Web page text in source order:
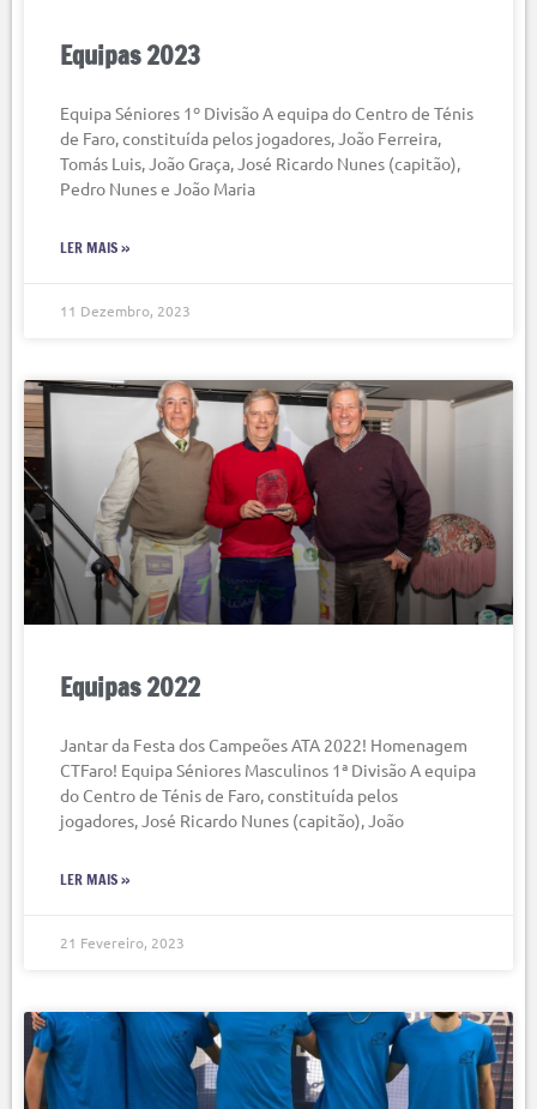
Equipas 2023
Equipa Séniores 1º Divisão A equipa do Centro de Ténis
de Faro, constituída pelos jogadores, João Ferreira,
Tomás Luis, João Graça, José Ricardo Nunes (capitão),
Pedro Nunes e João Maria
LER MAIS »
11 Dezembro, 2023
Equipas 2022
Jantar da Festa dos Campeões ATA 2022! Homenagem
CTFaro! Equipa Séniores Masculinos 1ª Divisão A equipa
do Centro de Ténis de Faro, constituída pelos
jogadores, José Ricardo Nunes (capitão), João
LER MAIS »
21 Fevereiro, 2023